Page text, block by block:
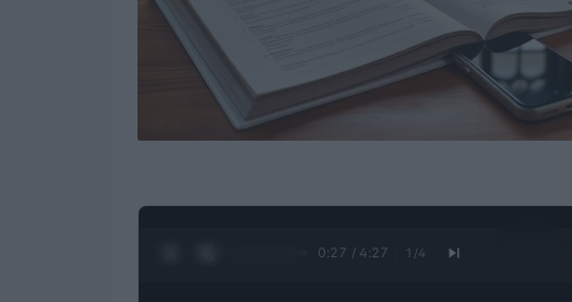
0:28 / 4:27 1 /4